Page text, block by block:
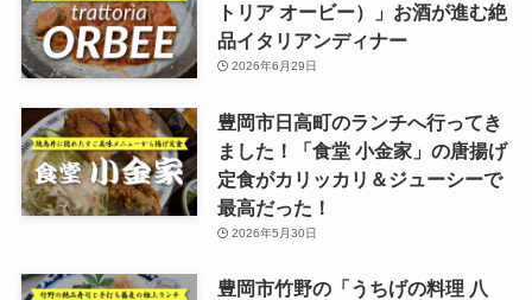
トリア オービー）」お酒が進む絶
品イタリアンディナー
2026年6月29日
豊岡市日高町のランチへ行ってき
ました！「食堂 小金家」の唐揚げ
定食がカリッカリ＆ジューシーで
最高だった！
2026年5月30日
豊岡市竹野の「うちげの料理 八